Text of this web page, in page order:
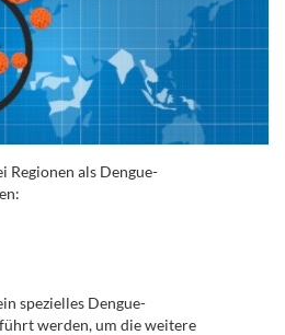
Regionen als Dengue-
spezielles Dengue-
werden, um die weitere